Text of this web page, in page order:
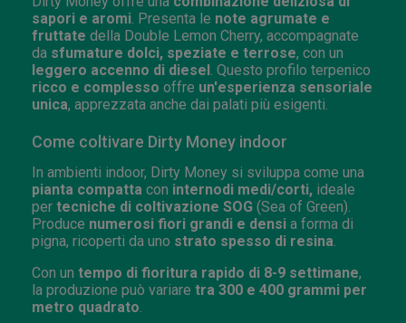
sapori e aromi . Presenta le note agrumate e
fruttate della Double Lemon Cherry, accompagnate
da sfumature dolci, speziate e terrose, con un
leggero accenno di diesel . Questo profilo terpenico
ricco e complesso offre un'esperienza sensoriale
unica, apprezzata anche dai palati più esigenti.
Come coltivare Dirty Money indoor
In ambienti indoor, Dirty Money si sviluppa come una
pianta compatta con internodi medi/corti, ideale
per tecniche di coltivazione SOG (Sea of Green).
Produce numerosi fiori grandi e densi a forma di
pigna, ricoperti da uno strato spesso di resina
Con un tempo di fioritura rapido di 8-9 settimane,
la produzione può variare tra 300 e 400 grammi per
metro quadrato